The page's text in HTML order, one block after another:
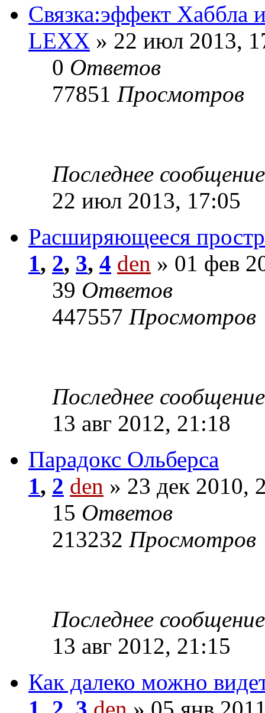
Связка:эффект Хаббла
LEXX » 22 июл 2013,
0 Ответов
77851 Просмотров
Последнее
22 июл 2013, 17:05
Расширяющееся
1, 2, 3, 4 den » 01 фев
39 Ответов
447557 Просмотров
Последнее
13 авг 2012, 21:18
Парадокс Ольберса
1, 2 den » 23 дек 2010,
15 Ответов
213232 Просмотров
Последнее
13 авг 2012, 21:15
Как далеко можно